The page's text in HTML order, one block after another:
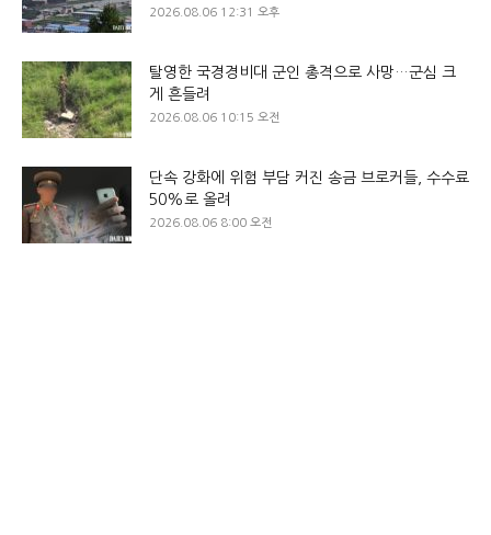
2026.08.06 12:31 오후
탈영한 국경경비대 군인 총격으로 사망…군심 크
게 흔들려
2026.08.06 10:15 오전
단속 강화에 위험 부담 커진 송금 브로커들, 수수료
50%로 올려
2026.08.06 8:00 오전